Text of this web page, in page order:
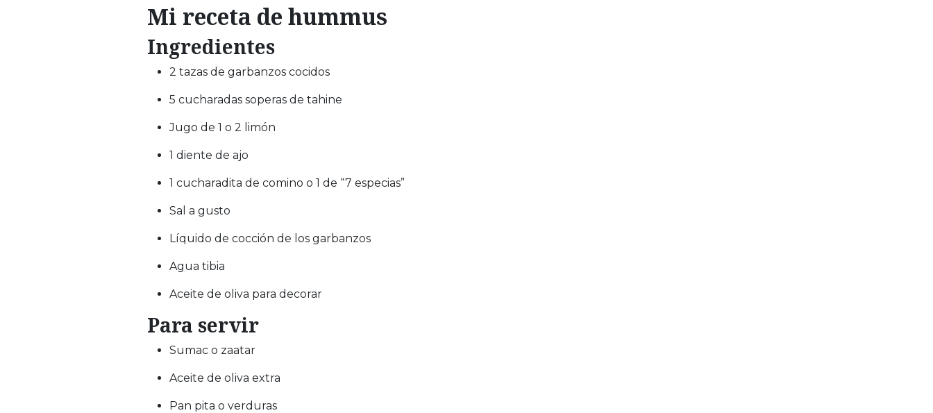
Mi receta de hummus
Ingredientes
2 tazas de garbanzos cocidos
5 cucharadas soperas de tahine
Jugo de 1 o 2 limón
1 diente de ajo
1 cucharadita de comino o 1 de “7 especias”
Sal a gusto
Líquido de cocción de los garbanzos
Agua tibia
Aceite de oliva para decorar
Para servir
Sumac o zaatar
Aceite de oliva extra
Pan pita o verduras